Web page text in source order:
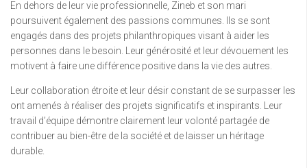
En dehors de leur vie professionnelle, Zineb et son mari
poursuivent également des passions communes. Ils se sont
engagés dans des projets philanthropiques visant à aider les
personnes dans le besoin. Leur générosité et leur dévouement les
motivent à faire une différence positive dans la vie des autres.
Leur collaboration étroite et leur désir constant de se surpasser les
ont amenés à réaliser des projets significatifs et inspirants. Leur
travail d’équipe démontre clairement leur volonté partagée de
contribuer au bien-être de la société et de laisser un héritage
durable.